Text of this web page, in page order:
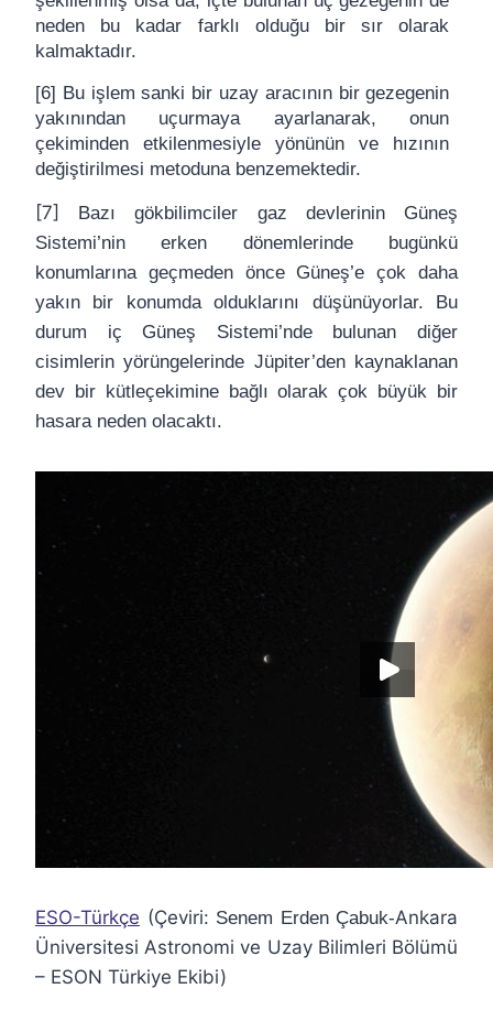
neden bu kadar farklı olduğu bir sır olarak
kalmaktadır.
[6] Bu işlem sanki bir uzay aracının bir gezegenin
yakınından uçurmaya ayarlanarak, onun
çekiminden etkilenmesiyle yönünün ve hızının
değiştirilmesi metoduna benzemektedir.
[7]
Bazı gökbilimciler gaz devlerinin Güneş
Sistemi’nin erken dönemlerinde bugünkü
konumlarına geçmeden önce Güneş’e çok daha
yakın bir konumda olduklarını düşünüyorlar. Bu
durum iç Güneş Sistemi’nde bulunan diğer
cisimlerin yörüngelerinde Jüpiter’den kaynaklanan
dev bir kütleçekimine bağlı olarak çok büyük bir
hasara neden olacaktı.
ESO-Türkçe (Çeviri: Senem Erden Çabuk-Ankara
Üniversitesi Astronomi ve Uzay Bilimleri Bölümü
– ESON Türkiye Ekibi)